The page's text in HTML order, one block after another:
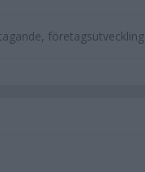
företagsutveckling